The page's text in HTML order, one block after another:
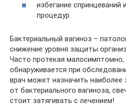
избегание спринцеваний
процедур.
Бактериальный вагиноз –
снижение уровня защиты
Часто протекая малосимптомно,
обнаруживается при
врач может назначить
от бактериального вагиноза,
стоит затягивать с лечением!